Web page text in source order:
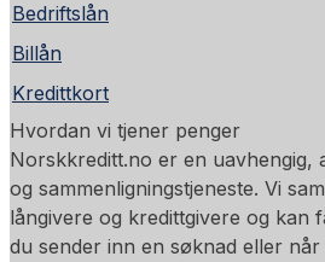
Bedriftslån
Billån
Kredittkort
Hvordan vi tjener penger
Norskkreditt.no er en uavhengig,
og sammenligningstjeneste. Vi
långivere og kredittgivere og kan
du sender inn en søknad eller når